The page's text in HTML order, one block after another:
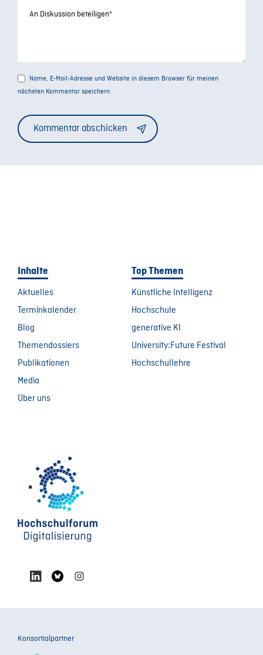
Name, E-Mail-Adresse und Website in diesem Browser für meinen
nächsten Kommentar speichern.
Inhalte
Aktuelles
Terminkalender
Blog
Themendossiers
Publikationen
Media
Über uns
Top Themen
Künstliche Intelligenz
Hochschule
generative KI
University:Future Festival
Hochschullehre
Konsortialpartner